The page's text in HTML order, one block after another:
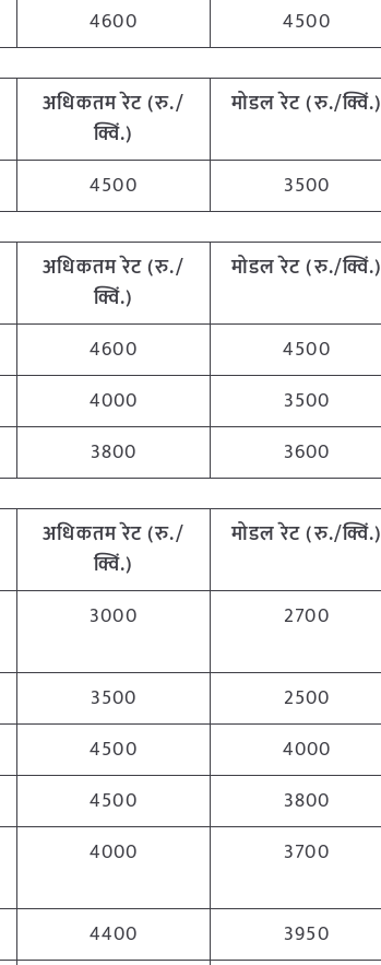
4600 4500
अधिकतम रेट (रु./
क्विं.)
मोडल रेट(रु./क्विं.)
4500 3500
अधिकतम रेट (रु./
क्विं.)
मोडल रेट(रु./क्विं.)
4600
4500
4000
3500
3800 3600
अधिकतम रेट (रु./
क्विं.)
मोडल रेट(रु./क्विं.)
3000 2700
3500
2500
4500
4000
4500
3800
4000 3700
4400
3950